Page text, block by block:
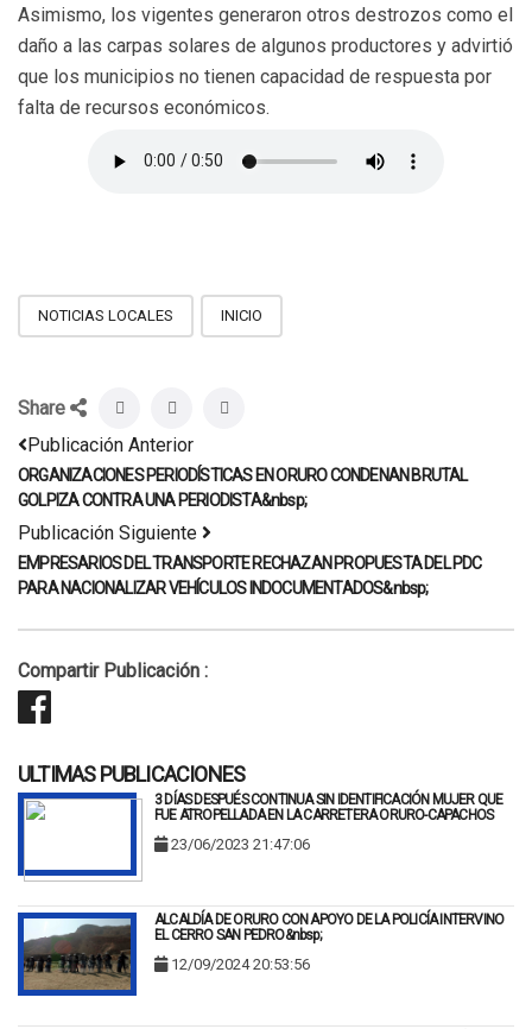
Asimismo, los vigentes generaron otros destrozos como el
daño a las carpas solares de algunos productores y advirtió
que los municipios no tienen capacidad de respuesta por
falta de recursos económicos.
NOTICIAS LOCALES INICIO
Share
Publicación Anterior
ORGANIZACIONES PERIODÍSTICAS EN ORURO CONDENAN BRUTAL
GOLPIZA CONTRA UNA PERIODISTA&nbsp;
Publicación Siguiente
EMPRESARIOS DEL TRANSPORTE RECHAZAN PROPUESTA DEL PDC
PARA NACIONALIZAR VEHÍCULOS INDOCUMENTADOS&nbsp;
Compartir Publicación :
ULTIMAS PUBLICACIONES
3 DÍAS DESPUÉS CONTINUA SIN IDENTIFICACIÓN MUJER QUE
FUE ATROPELLADA EN LA CARRETERA ORURO-CAPACHOS
23/06/2023 21:47:06
ALCALDÍA DE ORURO CON APOYO DE LA POLICÍA INTERVINO
EL CERRO SAN PEDRO&nbsp;
12/09/2024 20:53:56